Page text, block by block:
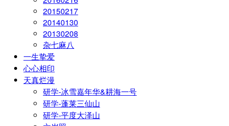
20150217
20140130
20130208
杂七麻八
一生挚爱
心心相印
天真烂漫
研学-冰雪嘉年华&耕海一号
研学-蓬莱三仙山
研学-平度大泽山